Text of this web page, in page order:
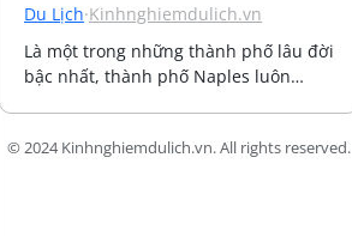
Du Lịch·Kinhnghiemdulich.vn
Là một trong những thành phố lâu đời
bậc nhất, thành phố Naples luôn…
© 2024 Kinhnghiemdulich.vn. All rights reserved.